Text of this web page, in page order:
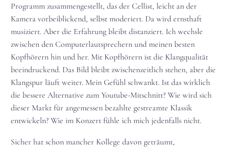
Programm zusammengestellt, das der Cellist, leicht an der
Kamera vorbeiblickend, selbst moderiert. Da wird ernsthaft
musiziert. Aber die Erfahrung bleibt distanziert. Ich wechsle
zwischen den Computerlautsprechern und meinen besten
Kopfhörern hin und her. Mit Kopfhörern ist die Klangqualität
beeindruckend. Das Bild bleibt zwischenzeitlich stehen, aber die
Klangspur läuft weiter. Mein Gefühl schwankt. Ist das wirklich
die bessere Alternative zum Youtube-Mitschnitt? Wie wird sich
dieser Markt für angemessen bezahlte gestreamte Klassik
entwickeln? Wie im Konzert fühle ich mich jedenfalls nicht.
Sicher hat schon mancher Kollege davon geträumt,